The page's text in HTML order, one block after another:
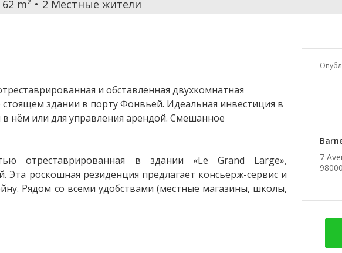
62 m² 2 Местные жители
7
и обставленная двухкомнатная
здании в порту Фонвьей. Идеальная инвестиция в
нём или для управления арендой. Смешанное
отреставрированная в здании «Le Grand Large»,
роскошная резиденция предлагает консьерж-сервис и
Рядом со всеми удобствами (местные магазины, школы,
красивый вид на порт, Монако и сады. Квартира была